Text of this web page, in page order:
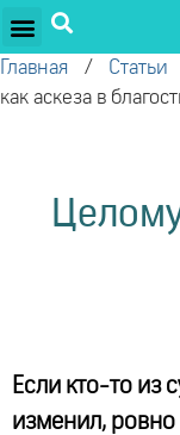
Главная / Статьи
как аскеза в
Если кто-то из
изменил,